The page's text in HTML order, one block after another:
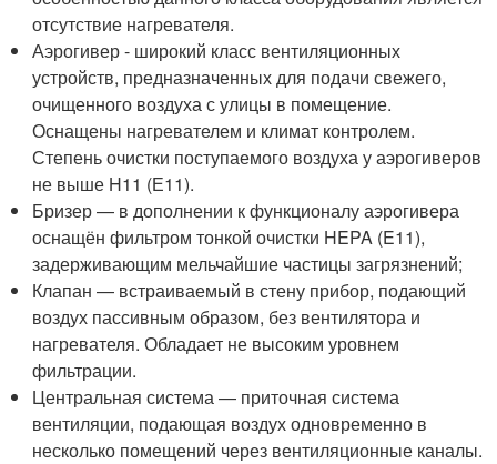
отсутствие нагревателя.
Аэрогивер - широкий класс вентиляционных
устройств, предназначенных для подачи свежего,
очищенного воздуха с улицы в помещение.
Оснащены нагревателем и климат контролем.
Степень очистки поступаемого воздуха у аэрогиверов
не выше H11 (Е11).
Бризер — в дополнении к функционалу аэрогивера
оснащён фильтром тонкой очистки HEPA (E11),
задерживающим мельчайшие частицы загрязнений;
Клапан — встраиваемый в стену прибор, подающий
воздух пассивным образом, без вентилятора и
нагревателя. Обладает не высоким уровнем
фильтрации.
Центральная система — приточная система
вентиляции, подающая воздух одновременно в
несколько помещений через вентиляционные каналы.